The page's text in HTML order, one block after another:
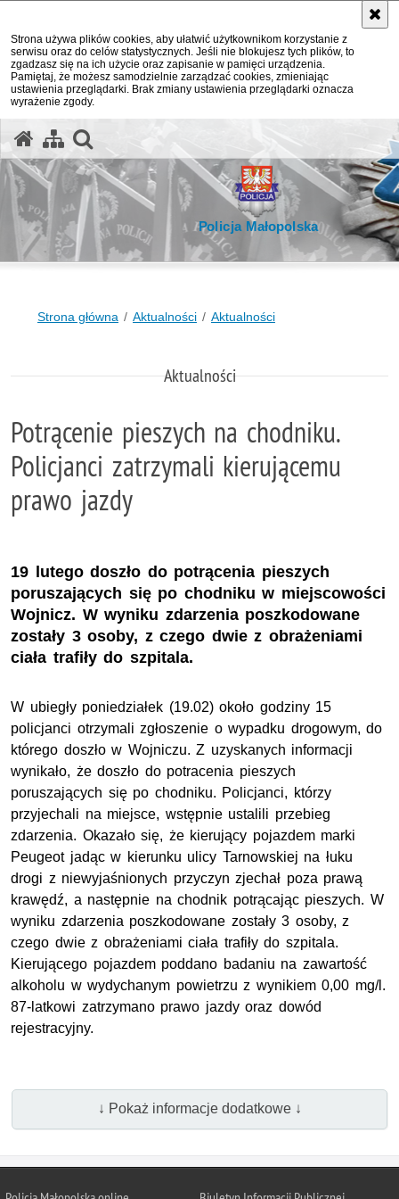
Strona używa plików cookies, aby ułatwić użytkownikom korzystanie z
serwisu oraz do celów statystycznych. Jeśli nie blokujesz tych plików, to
zgadzasz się na ich użycie oraz zapisanie w pamięci urządzenia.
Pamiętaj, że możesz samodzielnie zarządzać cookies, zmieniając
ustawienia przeglądarki. Brak zmiany ustawienia przeglądarki oznacza
wyrażenie zgody.
Policja Małopolska
Strona główna Aktualności Aktualności
Aktualności
Potrącenie pieszych na chodniku.
Policjanci zatrzymali kierującemu
prawo jazdy
19 lutego doszło do potrącenia pieszych
poruszających się po chodniku w miejscowości
Wojnicz. W wyniku zdarzenia poszkodowane
zostały 3 osoby, z czego dwie z obrażeniami
ciała trafiły do szpitala.
W ubiegły poniedziałek (19.02) około godziny 15
policjanci otrzymali zgłoszenie o wypadku drogowym, do
którego doszło w Wojniczu. Z uzyskanych informacji
wynikało, że doszło do potracenia pieszych
poruszających się po chodniku. Policjanci, którzy
przyjechali na miejsce, wstępnie ustalili przebieg
zdarzenia. Okazało się, że kierujący pojazdem marki
Peugeot jadąc w kierunku ulicy Tarnowskiej na łuku
drogi z niewyjaśnionych przyczyn zjechał poza prawą
krawędź, a następnie na chodnik potrącając pieszych. W
wyniku zdarzenia poszkodowane zostały 3 osoby, z
czego dwie z obrażeniami ciała trafiły do szpitala.
Kierującego pojazdem poddano badaniu na zawartość
alkoholu w wydychanym powietrzu z wynikiem 0,00 mg/l.
87-latkowi zatrzymano prawo jazdy oraz dowód
rejestracyjny.
↓ Pokaż informacje dodatkowe ↓